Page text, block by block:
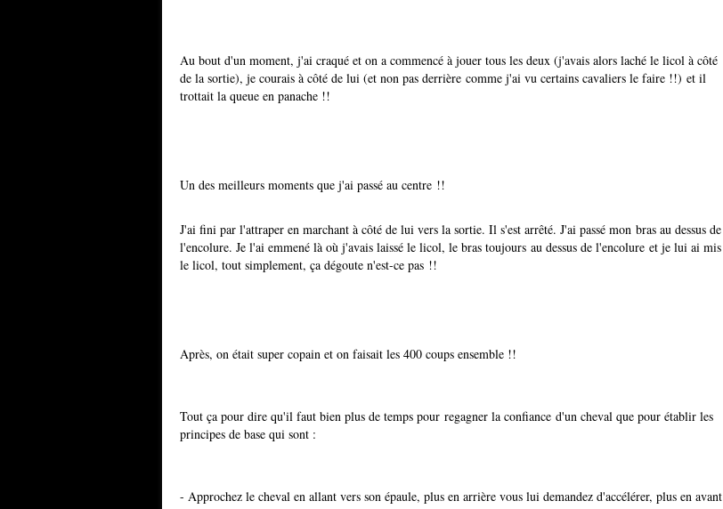
Au bout d'un moment, j'ai craqué et on a commencé à jouer tous les deux (j'avais alors laché le licol à côté
de la sortie), je courais à côté de lui (et non pas derrière comme j'ai vu certains cavaliers le faire !!) et il
trottait la queue en panache !!
Un des meilleurs moments que j'ai passé au centre !!
J'ai fini par l'attraper en marchant à côté de lui vers la sortie. Il s'est arrêté. J'ai passé mon bras au dessus de
l'encolure. Je l'ai emmené là où j'avais laissé le licol, le bras toujours au dessus de l'encolure et je lui ai mis
le licol, tout simplement, ça dégoute n'est-ce pas !!
Après, on était super copain et on faisait les 400 coups ensemble !!
Tout ça pour dire qu'il faut bien plus de temps pour regagner la confiance d'un cheval que pour établir les
principes de base qui sont :
- Approchez le cheval en allant vers son épaule, plus en arrière vous lui demandez d'accélérer, plus en avant